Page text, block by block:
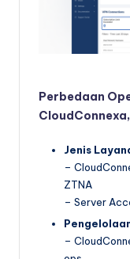
Perbedaan
Jenis
–
ZTNA
– Server
–